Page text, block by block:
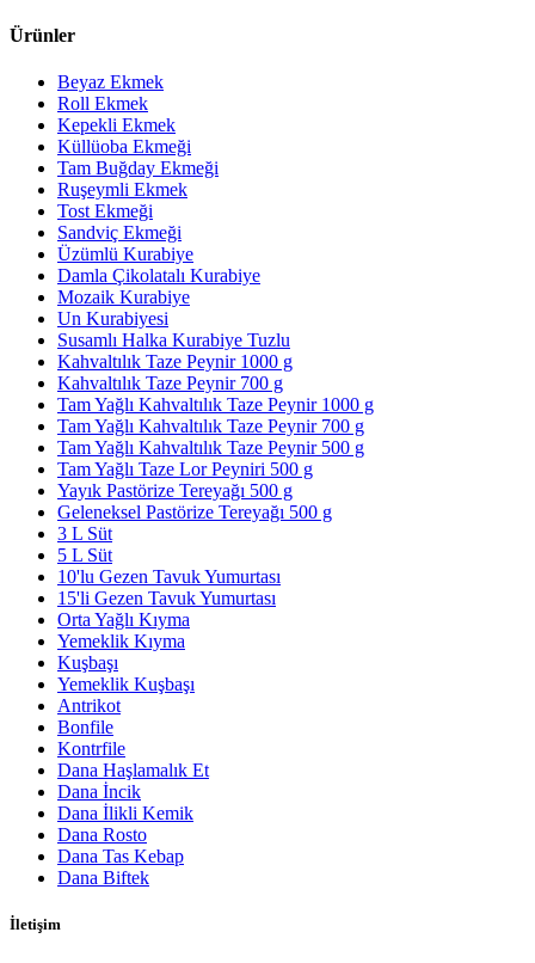
Ürünler
Beyaz Ekmek
Roll Ekmek
Kepekli Ekmek
Küllüoba Ekmeği
Tam Buğday Ekmeği
Ruşeymli Ekmek
Tost Ekmeği
Sandviç Ekmeği
Üzümlü Kurabiye
Damla Çikolatalı Kurabiye
Mozaik Kurabiye
Un Kurabiyesi
Susamlı Halka Kurabiye Tuzlu
Kahvaltılık Taze Peynir 1000 g
Kahvaltılık Taze Peynir 700 g
Tam Yağlı Kahvaltılık Taze Peynir 1000 g
Tam Yağlı Kahvaltılık Taze Peynir 700 g
Tam Yağlı Kahvaltılık Taze Peynir 500 g
Tam Yağlı Taze Lor Peyniri 500 g
Yayık Pastörize Tereyağı 500 g
Geleneksel Pastörize Tereyağı 500 g
3 L Süt
5 L Süt
10'lu Gezen Tavuk Yumurtası
15'li Gezen Tavuk Yumurtası
Orta Yağlı Kıyma
Yemeklik Kıyma
Kuşbaşı
Yemeklik Kuşbaşı
Antrikot
Bonfile
Kontrfile
Dana Haşlamalık Et
Dana İncik
Dana İlikli Kemik
Dana Rosto
Dana Tas Kebap
Dana Biftek
İletişim